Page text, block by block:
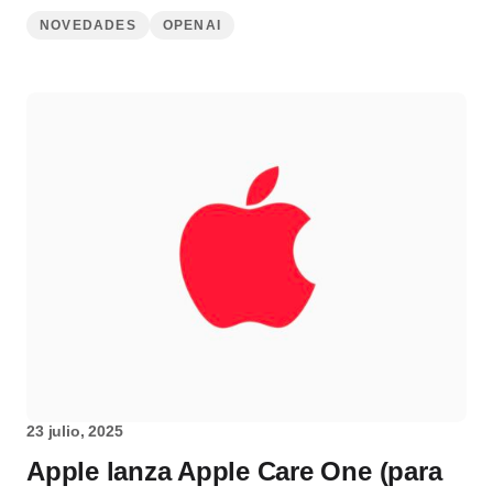
NOVEDADES OPENAI
23 julio, 2025
Apple lanza Apple Care One (para